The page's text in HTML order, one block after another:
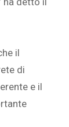
il
di
e il